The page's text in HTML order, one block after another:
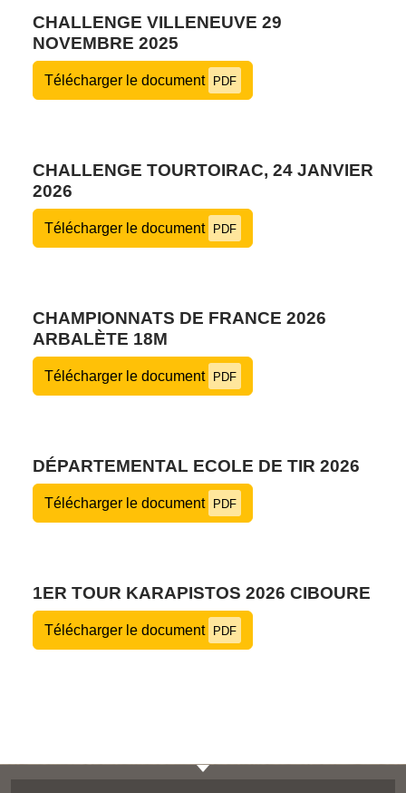
CHALLENGE VILLENEUVE 29
NOVEMBRE 2025
Télécharger le document PDF
CHALLENGE TOURTOIRAC, 24 JANVIER
2026
Télécharger le document PDF
CHAMPIONNATS DE FRANCE 2026
ARBALÈTE 18M
Télécharger le document PDF
DÉPARTEMENTAL ECOLE DE TIR 2026
Télécharger le document PDF
1ER TOUR KARAPISTOS 2026 CIBOURE
Télécharger le document PDF